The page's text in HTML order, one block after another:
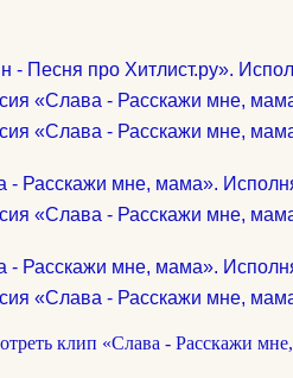
- Песня про Хитлист.ру».
«Слава - Расскажи мне,
«Слава - Расскажи мне,
- Расскажи мне, мама».
«Слава - Расскажи мне,
Расскажи мне, мама».
«Слава - Расскажи мне,